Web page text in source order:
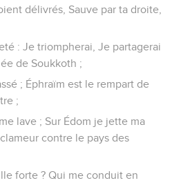
délivrés, Sauve par ta droite,
: Je triompherai, Je partagerai
de Soukkoth ;
; Éphraïm est le rempart de
;
lave ; Sur Édom je jette ma
contre le pays des
forte ? Qui me conduit en